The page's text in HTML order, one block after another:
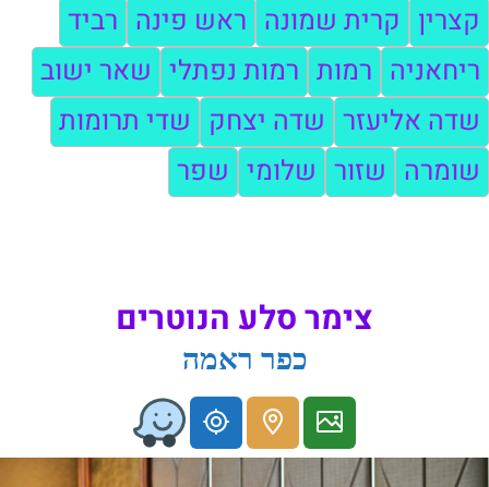
קצרין קרית שמונה ראש פינה רביד
ריחאניה רמות רמות נפתלי שאר ישוב
שדה אליעזר שדה יצחק שדי תרומות
שומרה שזור שלומי שפר
צימר סלע הנוטרים
כפר ראמה